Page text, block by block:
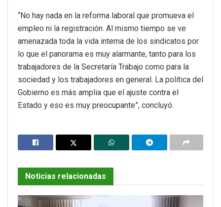
“No hay nada en la reforma laboral que promueva el
empleo ni la registración. Al mismo tiempo se ve
amenazada toda la vida interna de los sindicatos por
lo que el panorama es muy alarmante, tanto para los
trabajadores de la Secretaría Trabajo como para la
sociedad y los trabajadores en general. La política del
Gobierno es más amplia que el ajuste contra el
Estado y eso es muy preocupante”, concluyó.
Noticias relacionadas